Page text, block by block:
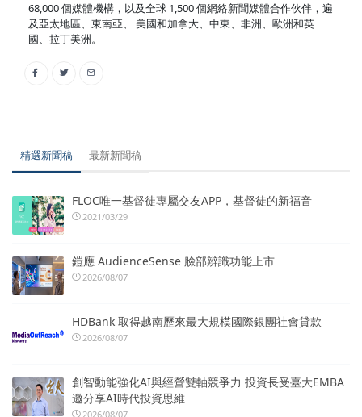
68,000 個媒體機構，以及全球 1,500 個網絡新聞媒體合作伙伴，遍
及亞太地區、東南亞、 美國和加拿大、中東、非洲、歐洲和英
國、拉丁美洲。
精選新聞稿 最新新聞稿
FLOC唯一基督徒專屬交友APP，基督徒的新福音
2021/03/29
鎧應 AudienceSense 臉部辨識功能上市
2026/08/07
HDBank 取得越南歷來最大規模國際銀團社會貸款
2026/08/07
創智動能強化AI與經營雙軸競爭力 投資長受臺大EMBA
邀分享AI時代投資思維
2026/08/07